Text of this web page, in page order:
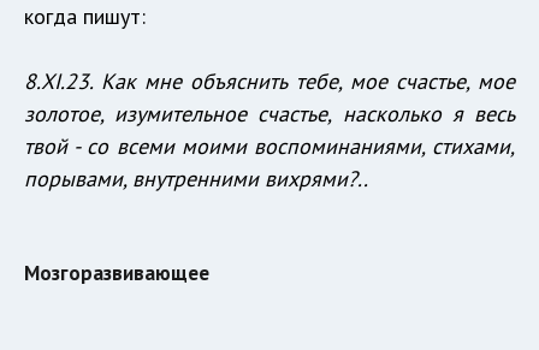
когда пишут:
8.XI.23. Как мне объяснить тебе, мое счастье, мое
золотое, изумительное счастье, насколько я весь
твой - со всеми моими воспоминаниями, стихами,
порывами, внутренними вихрями?..
Мозгоразвивающее